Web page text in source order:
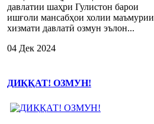
давлатии шаҳри Гулистон барои
ишғоли мансабҳои холии маъмурии
хизмати давлатӣ озмун эълон...
04 Дек 2024
ДИҚҚАТ! ОЗМУН!